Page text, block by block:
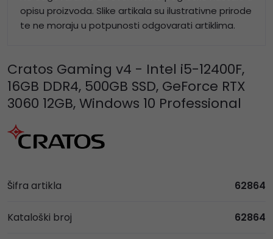
opisu proizvoda. Slike artikala su ilustrativne prirode
te ne moraju u potpunosti odgovarati artiklima.
Cratos Gaming v4 - Intel i5-12400F,
16GB DDR4, 500GB SSD, GeForce RTX
3060 12GB, Windows 10 Professional
Šifra artikla 62864
Kataloški broj 62864